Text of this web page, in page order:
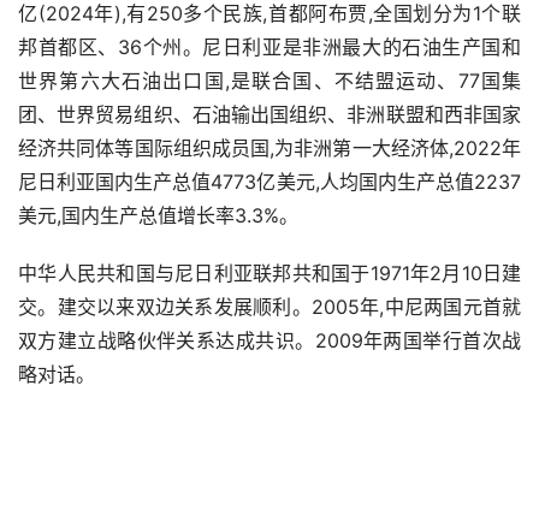
亿(2024年),有250多个民族,首都阿布贾,全国划分为1个联
邦首都区、36个州。尼日利亚是非洲最大的石油生产国和
世界第六大石油出口国,是联合国、不结盟运动、77国集
团、世界贸易组织、石油输出国组织、非洲联盟和西非国家
经济共同体等国际组织成员国,为非洲第一大经济体,2022年
尼日利亚国内生产总值4773亿美元,人均国内生产总值2237
美元,国内生产总值增长率3.3%。
中华人民共和国与尼日利亚联邦共和国于1971年2月10日建
交。建交以来双边关系发展顺利。2005年,中尼两国元首就
双方建立战略伙伴关系达成共识。2009年两国举行首次战
略对话。